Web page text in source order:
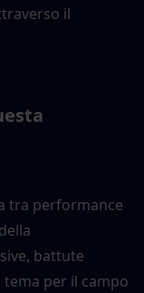
il
tra performance
battute
per il campo